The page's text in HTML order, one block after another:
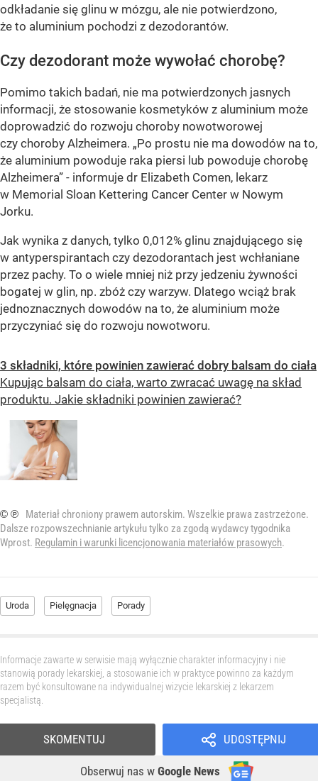
odkładanie się glinu w mózgu, ale nie potwierdzono,
że to aluminium pochodzi z dezodorantów.
Czy dezodorant może wywołać chorobę?
Pomimo takich badań, nie ma potwierdzonych jasnych
informacji, że stosowanie kosmetyków z aluminium może
doprowadzić do rozwoju choroby nowotworowej
czy choroby Alzheimera. „Po prostu nie ma dowodów na to,
że aluminium powoduje raka piersi lub powoduje chorobę
Alzheimera” - informuje dr Elizabeth Comen, lekarz
w Memorial Sloan Kettering Cancer Center w Nowym
Jorku.
Jak wynika z danych, tylko 0,012% glinu znajdującego się
w antyperspirantach czy dezodorantach jest wchłaniane
przez pachy. To o wiele mniej niż przy jedzeniu żywności
bogatej w glin, np. zbóż czy warzyw. Dlatego wciąż brak
jednoznacznych dowodów na to, że aluminium może
przyczyniać się do rozwoju nowotworu.
3 składniki, które powinien zawierać dobry balsam do ciała
Kupując balsam do ciała, warto zwracać uwagę na skład
produktu. Jakie składniki powinien zawierać?
© ℗
Materiał chroniony prawem autorskim. Wszelkie prawa zastrzeżone.
Dalsze rozpowszechnianie artykułu tylko za zgodą wydawcy tygodnika
Wprost. Regulamin i warunki licencjonowania materiałów prasowych.
Uroda Pielęgnacja Porady
Informacje zawarte w serwisie mają wyłącznie charakter informacyjny i nie
stanowią porady lekarskiej, a stosowanie ich w praktyce powinno za każdym
razem być konsultowane na indywidualnej wizycie lekarskiej z lekarzem
specjalistą.
UDOSTĘPNIJ
Obserwuj nas w Google News
SKOMENTUJ